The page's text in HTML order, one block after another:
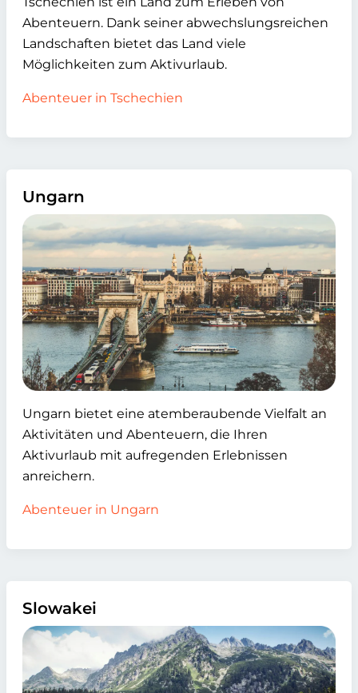
Abenteuern. Dank seiner abwechslungsreichen
Landschaften bietet das Land viele
Möglichkeiten zum Aktivurlaub.
Abenteuer in Tschechien
Ungarn
Ungarn bietet eine atemberaubende Vielfalt an
Aktivitäten und Abenteuern, die Ihren
Aktivurlaub mit aufregenden Erlebnissen
anreichern.
Abenteuer in Ungarn
Slowakei